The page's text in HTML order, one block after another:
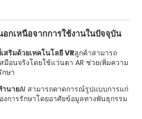
กเหนือจากการใช้งานในปัจจุบัน
สริมด้วยเทคโนโลยี VRลูกค้าสามารถ
มือนจริงโดยใช้แว่นตา AR ช่วยเพิ่มความ
ษา
ำนายAI สามารถคาดการณ์รูปแบบการแก่
การรักษาโดยอาศัยข้อมูลทางพันธุกรรม